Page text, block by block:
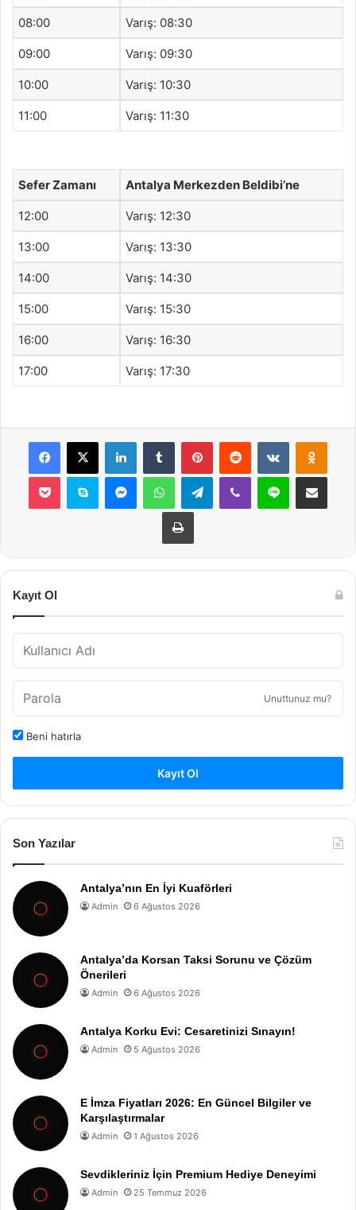
08:00 Varış: 08:30
09:00 Varış: 09:30
10:00 Varış: 10:30
11:00 Varış: 11:30
Sefer Zamanı Antalya Merkezden Beldibi’ne
12:00 Varış: 12:30
13:00 Varış: 13:30
14:00 Varış: 14:30
15:00 Varış: 15:30
16:00 Varış: 16:30
17:00 Varış: 17:30
Facebook
X LinkedInTumblr PinterestReddit VKontakte
Pocket Skype MessengerWhatsAppTelegramViber Line E-Posta ile
Yazdır
Kayıt Ol
Unuttunuz mu?
Beni hatırla
Kayıt Ol
Son Yazılar
Antalya’nın En İyi Kuaförleri
Admin 6 Ağustos 2026
Antalya’da Korsan Taksi Sorunu ve Çözüm
Önerileri
Admin 6 Ağustos 2026
Antalya Korku Evi: Cesaretinizi Sınayın!
Admin 5 Ağustos 2026
E İmza Fiyatları 2026: En Güncel Bilgiler ve
Karşılaştırmalar
Admin 1 Ağustos 2026
Sevdikleriniz İçin Premium Hediye Deneyimi
Admin 25 Temmuz 2026